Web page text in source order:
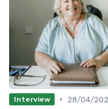
Interview •
28/04/